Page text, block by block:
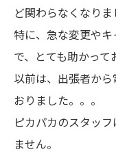
ど関わらなくなりま
特に、急な変更や
で、とても助かって
以前は、出張者か
おりました。。。
ピカパカのスタッ
ません。